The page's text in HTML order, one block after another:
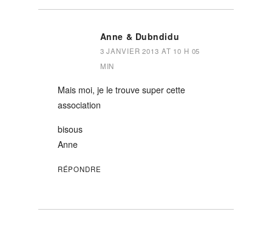
Anne & Dubndidu
3 JANVIER 2013 AT 10 H 05
MIN
Mais moi, je le trouve super cette
association
bisous
Anne
RÉPONDRE